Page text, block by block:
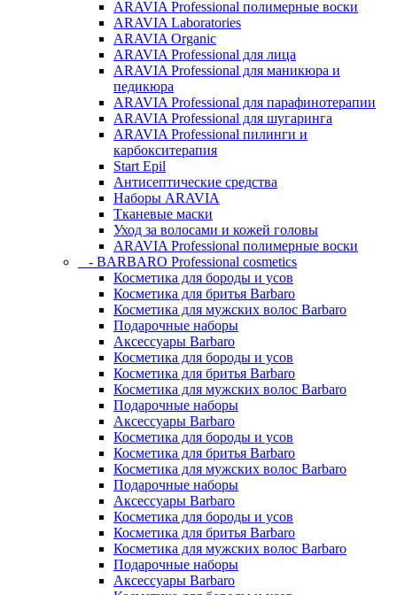
ARAVIA Professional полимерные воски
ARAVIA Laboratories
ARAVIA Organic
ARAVIA Professional для лица
ARAVIA Professional для маникюра и
педикюра
ARAVIA Professional для парафинотерапии
ARAVIA Professional для шугаринга
ARAVIA Professional пилинги и
карбокситерапия
Start Epil
Антисептические средства
Наборы ARAVIA
Тканевые маски
Уход за волосами и кожей головы
ARAVIA Professional полимерные воски
- BARBARO Professional cosmetics
Косметика для бороды и усов
Косметика для бритья Barbaro
Косметика для мужских волос Barbaro
Подарочные наборы
Аксессуары Barbaro
Косметика для бороды и усов
Косметика для бритья Barbaro
Косметика для мужских волос Barbaro
Подарочные наборы
Аксессуары Barbaro
Косметика для бороды и усов
Косметика для бритья Barbaro
Косметика для мужских волос Barbaro
Подарочные наборы
Аксессуары Barbaro
Косметика для бороды и усов
Косметика для бритья Barbaro
Косметика для мужских волос Barbaro
Подарочные наборы
Аксессуары Barbaro